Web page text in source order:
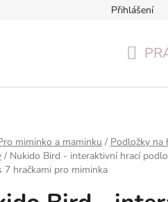
Formulář pro odstoupení od
Přihlášení
miminko a maminku / Podložky na
/ Nukido Bird - interaktivní hrací
7 hračkami pro miminka